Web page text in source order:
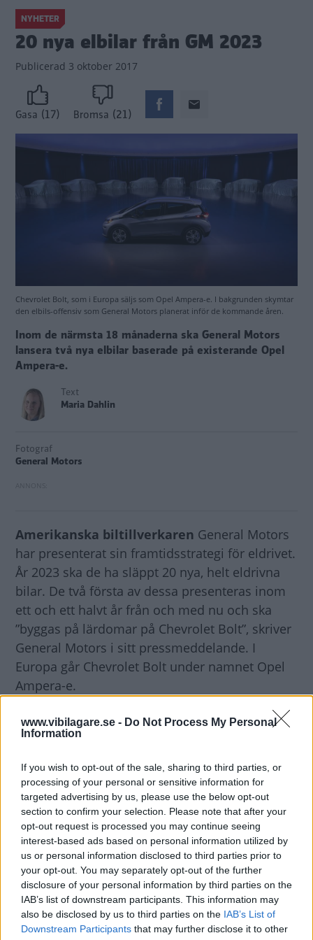
www.vibilagare.se - Do Not Process My Personal
Information
If you wish to opt-out of the sale, sharing to third parties, or
processing of your personal or sensitive information for
targeted advertising by us, please use the below opt-out
section to confirm your selection. Please note that after your
opt-out request is processed you may continue seeing
interest-based ads based on personal information utilized by
us or personal information disclosed to third parties prior to
your opt-out. You may separately opt-out of the further
disclosure of your personal information by third parties on the
IAB’s list of downstream participants. This information may
also be disclosed by us to third parties on the IAB’s List of
Downstream Participants that may further disclose it to other
NYHETER
20 nya elbilar från GM 2023
Publicerad 3 oktober 2017
Gasa (17) Bromsa (21)
Chevrolet Bolt, som i Europa säljs som Opel Ampera-e. I bakgrunden skymtar
den elbils-offensiv som General Motors planerat inför de kommande åren.
Inom de närmsta 18 månaderna ska General Motors
lansera två nya elbilar baserade på existerande Opel
Ampera-e.
Text
Maria Dahlin
Fotograf
General Motors
Amerikanska biltillverkaren General Motors
har presenterat sin framtidsstrategi för eldrivet.
År 2023 ska de ha släppt 20 nya, helt eldrivna
bilar. De två första av dessa presenteras inom
ett och ett halvt år från och med nu och ska
”byggas på lärdomar på Chevrolet Bolt”, skriver
General Motors i sitt pressmeddelande. I
Europa går Chevrolet Bolt under namnet Opel
Ampera-e.
– General Motors tror på en helt elektrisk
framtid. Även om den framtiden inte kommer
över en natt åtar sig GM att driva upp
användandet och acceptansen för elektriska
fordon, säger företagets chef för
produktutveckling, Mark Reuss.
Diskutera: Vad tycker du om General Motors
elbilsstrategi?